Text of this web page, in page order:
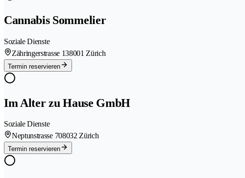
Cannabis Sommelier
Soziale Dienste
Zähringerstrasse 138001 Zürich
Termin reservieren
Im Alter zu Hause GmbH
Soziale Dienste
Neptunstrasse 708032 Zürich
Termin reservieren